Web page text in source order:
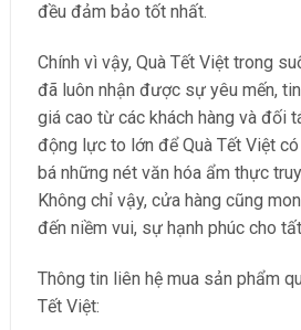
đều đảm bảo tốt nhất.
Chính vì vậy, Quà Tết Việt trong
đã luôn nhận được sự yêu mến,
giá cao từ các khách hàng và đối
động lực to lớn để Quà Tết Việt
bá những nét văn hóa ẩm thực
Không chỉ vậy, cửa hàng cũng
đến niềm vui, sự hạnh phúc cho
Thông tin liên hệ mua sản phẩm
Tết Việt: